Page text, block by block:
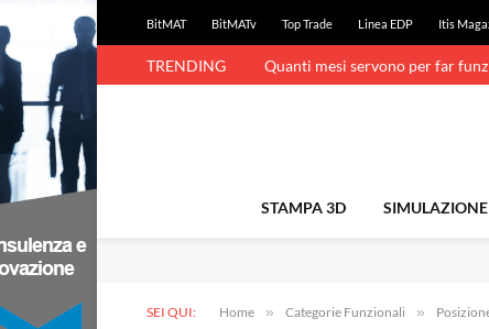
BitMAT BitMATv Top Trade Linea EDP Itis
TRENDING Quanti mesi servono per far
STAMPA 3D SIMULAZIONE
SEI QUI: Home » Categorie Funzionali »